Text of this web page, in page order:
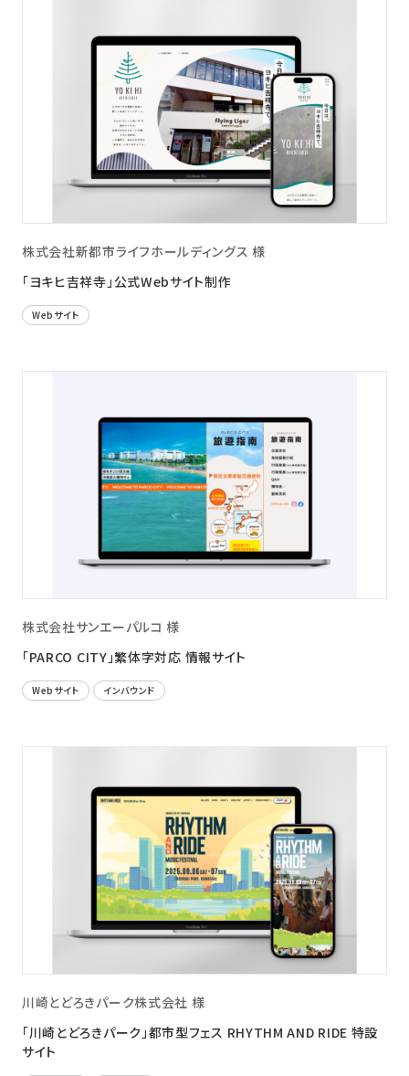
株式会社新都市ライフホールディングス 様
「ヨキヒ吉祥寺」公式Webサイト制作
Webサイト
株式会社サンエーパルコ 様
「PARCO CITY」繁体字対応 情報サイト
Webサイト インバウンド
川崎とどろきパーク株式会社 様
「川崎とどろきパーク」都市型フェス RHYTHM AND RIDE 特設
サイト